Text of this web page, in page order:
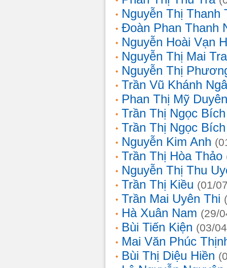
Nguyễn Thị Thanh
Đoàn Phan Thanh
Nguyễn Hoài Vạn
Nguyễn Thị Mai
Nguyễn Thị
Trần Vũ Khánh
Phan Thị Mỹ Duyên
Trần Thị Ngọc Bích
Trần Thị Ngọc Bích
Nguyễn Kim Anh
Trần Thị Hòa Thảo
Nguyễn Thị Thu
Trần Thị Kiều (01/
Trần Mai Uyên Thi
Hà Xuân Nam (29/
Bùi Tiến Kiện (03/
Mai Văn Phúc
Bùi Thị Diệu Hiền